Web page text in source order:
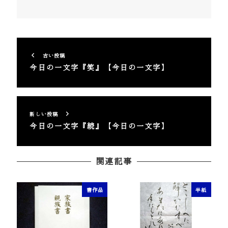
古い投稿
今日の一文字『笑』【今日の一文字】
新しい投稿
今日の一文字『続』【今日の一文字】
関連記事
書作品 半紙